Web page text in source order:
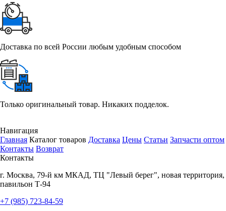
Доставка по всей России любым удобным способом
Только оригинальный товар. Никаких подделок.
Навигация
Главная Каталог товаров Доставка Цены Статьи Запчасти оптом
Контакты Возврат
Контакты
г. Москва, 79-й км МКАД, ТЦ "Левый берег", новая территория,
павильон Т-94
+7 (985) 723-84-59